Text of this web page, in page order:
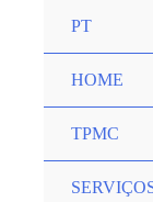
PT
HOME
TPMC